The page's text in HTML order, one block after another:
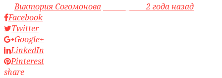
byВиктория Согомонова access_time2 года назад
Facebook
Twitter
Google+
LinkedIn
Pinterest
share